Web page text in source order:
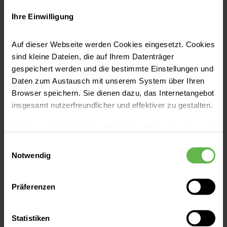
Ihre Einwilligung
Auf dieser Webseite werden Cookies eingesetzt. Cookies
sind kleine Dateien, die auf Ihrem Datenträger
gespeichert werden und die bestimmte Einstellungen und
Daten zum Austausch mit unserem System über Ihren
Browser speichern. Sie dienen dazu, das Internetangebot
insgesamt nutzerfreundlicher und effektiver zu gestalten.
eingesetzt werden.
Es steht Ihnen frei, unsere Seite mit nur den notwendigen
Cookies zu benutzen, eine individuelle Auswahl
oder durch Auswahl von „Alle Cookies akzeptieren“ in die
Notwendig
Präferenzen
Statistiken
Winter
vielen die Frage, wie sie ihre Abwehrkräfte
stärken können. Hier haben wir für Sie einige
Tipps zusammengestellt, wie Sie gesund
bleiben.
Jetzt lesen